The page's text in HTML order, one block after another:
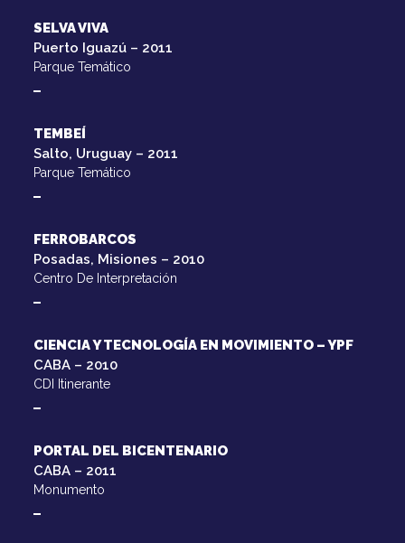
SELVA VIVA
Puerto Iguazú – 2011
Parque Temático
TEMBEÍ
Salto, Uruguay – 2011
Parque Temático
FERROBARCOS
Posadas, Misiones – 2010
Centro De Interpretación
CIENCIA Y TECNOLOGÍA EN MOVIMIENTO – YPF
CABA – 2010
CDI Itinerante
PORTAL DEL BICENTENARIO
CABA – 2011
Monumento